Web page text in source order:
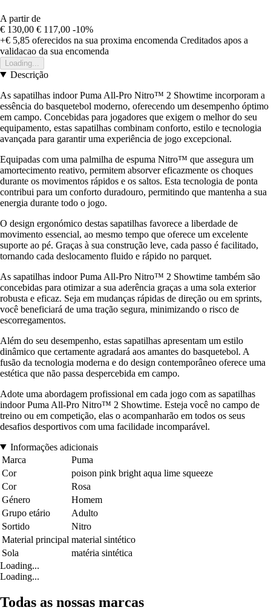
A partir de
€ 130,00 € 117,00 -10%
+€ 5,85 oferecidos na sua proxima encomenda Creditados apos a
validacao da sua encomenda
Loading...
Descrição
As sapatilhas indoor Puma All-Pro Nitro™ 2 Showtime incorporam a
essência do basquetebol moderno, oferecendo um desempenho óptimo
em campo. Concebidas para jogadores que exigem o melhor do seu
equipamento, estas sapatilhas combinam conforto, estilo e tecnologia
avançada para garantir uma experiência de jogo excepcional.
Equipadas com uma palmilha de espuma Nitro™ que assegura um
amortecimento reativo, permitem absorver eficazmente os choques
durante os movimentos rápidos e os saltos. Esta tecnologia de ponta
contribui para um conforto duradouro, permitindo que mantenha a sua
energia durante todo o jogo.
O design ergonómico destas sapatilhas favorece a liberdade de
movimento essencial, ao mesmo tempo que oferece um excelente
suporte ao pé. Graças à sua construção leve, cada passo é facilitado,
tornando cada deslocamento fluido e rápido no parquet.
As sapatilhas indoor Puma All-Pro Nitro™ 2 Showtime também são
concebidas para otimizar a sua aderência graças a uma sola exterior
robusta e eficaz. Seja em mudanças rápidas de direção ou em sprints,
você beneficiará de uma tração segura, minimizando o risco de
escorregamentos.
Além do seu desempenho, estas sapatilhas apresentam um estilo
dinâmico que certamente agradará aos amantes do basquetebol. A
fusão da tecnologia moderna e do design contemporâneo oferece uma
estética que não passa despercebida em campo.
Adote uma abordagem profissional em cada jogo com as sapatilhas
indoor Puma All-Pro Nitro™ 2 Showtime. Esteja você no campo de
treino ou em competição, elas o acompanharão em todos os seus
desafios desportivos com uma facilidade incomparável.
Informações adicionais
Marca
Puma
Cor
poison pink bright aqua lime squeeze
Cor
Rosa
Género
Homem
Grupo etário
Adulto
Sortido
Nitro
Material principal material sintético
Sola
matéria sintética
Loading...
Loading...
Todas as nossas marcas